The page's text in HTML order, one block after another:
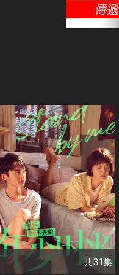
共31集
演員
趙今麥
白宇帆
鄔家楷
趙昭儀
張昕懿
何澳
石雲鵬
翟小興
郝文婷
姚安濂
高海鵬
吳乙彤
余承恩
徐方舟
邱虹凱
趙虎子
類別
甜寵愛情❤️
精彩陸劇
✨
共31集